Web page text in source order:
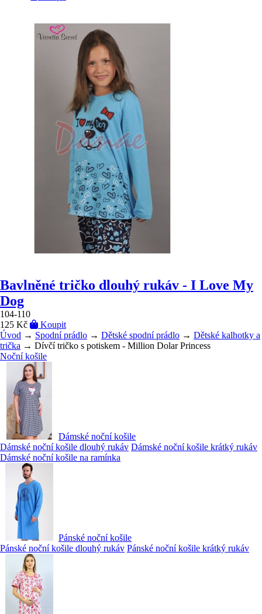
Bavlněné tričko dlouhý rukáv - I Love My
Dog
104-110
125 Kč
Koupit
Úvod → Spodní prádlo → Dětské spodní prádlo → Dětské kalhotky a
trička → Dívčí tričko s potiskem - Million Dolar Princess
Noční košile
Dámské noční košile
Dámské noční košile dlouhý rukáv Dámské noční košile krátký rukáv
Dámské noční košile na ramínka
Pánské noční košile
Pánské noční košile dlouhý rukáv Pánské noční košile krátký rukáv